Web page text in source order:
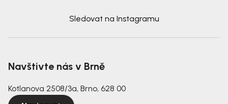
Sledovat na Instagramu
Navštivte nás v Brně
Kotlanova 2508/3a, Brno, 628 00